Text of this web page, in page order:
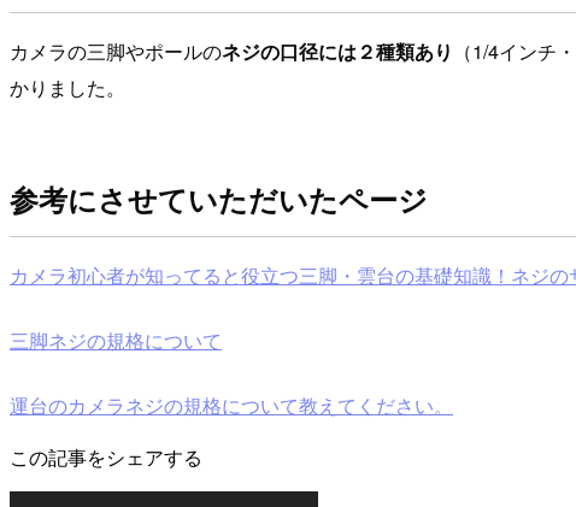
カメラの三脚やポールのネジの口径には２種類あり （1/4インチ
かりました。
参考にさせていただいたページ
カメラ初心者が知ってると役立つ三脚・雲台の基礎知識！ネジの
三脚ネジの規格について
運台のカメラネジの規格について教えてください。
この記事をシェアする